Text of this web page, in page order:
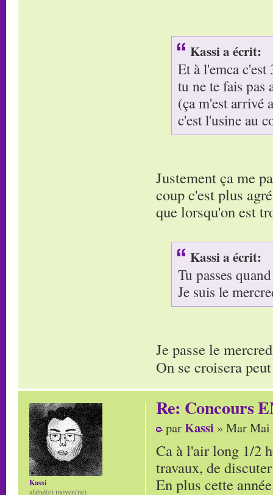
Kassi a écrit:
Et à l'emca
tu ne te fais pas
(ça m'est arrivé
c'est l'usine au
Justement ça me
coup c'est plus
que lorsqu'on est
Kassi a écrit:
Tu passes
Je suis le
Je passe le
On se croisera
Re: Concours
parKassi » Mar Mai
Ca à l'air long 1/2
travaux, de
En plus cette
Kassi
aliéné(e) moyen(ne)